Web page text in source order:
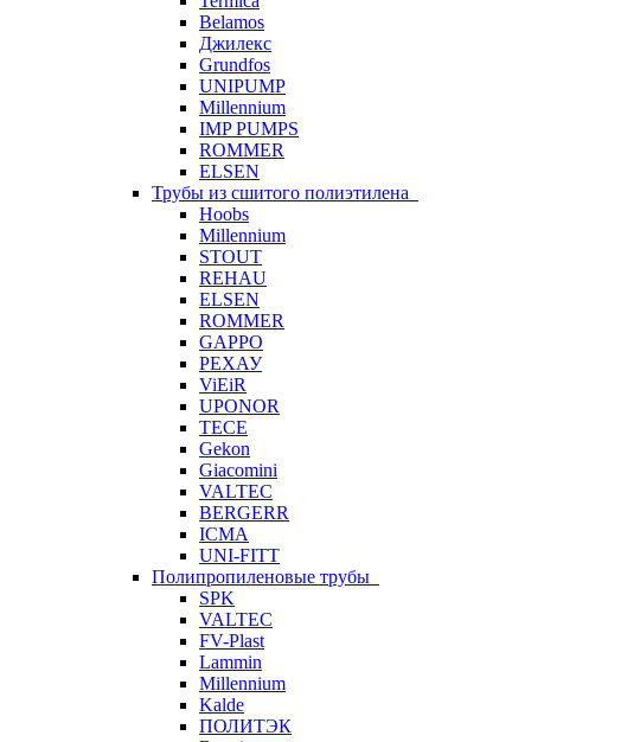
Belamos
Джилекс
Grundfos
UNIPUMP
Millennium
IMP PUMPS
ROMMER
ELSEN
Трубы из сшитого полиэтилена
Hoobs
Millennium
STOUT
REHAU
ELSEN
ROMMER
GAPPO
РЕХАУ
ViEiR
UPONOR
TECE
Gekon
Giacomini
VALTEC
BERGERR
ICMA
UNI-FITT
Полипропиленовые трубы
SPK
VALTEC
FV-Plast
Lammin
Millennium
Kalde
ПОЛИТЭК